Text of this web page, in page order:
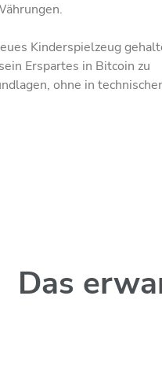
Kinderspielzeug
Erspartes in Bitcoin zu
ohne in
Das